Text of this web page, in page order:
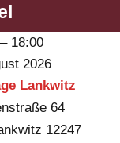
– 18:00
2026
Lankwitz
64
12247